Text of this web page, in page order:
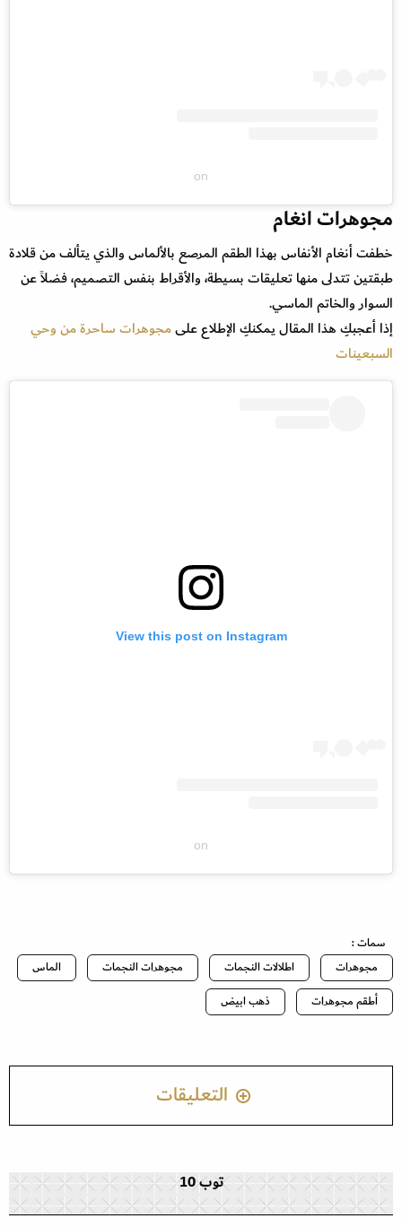
on
مجوهرات انغام
خطفت أنغام الأنفاس بهذا الطقم المرصع بالألماس والذي يتألف من قلادة
طبقتين تتدلى منها تعليقات بسيطة، والأقراط بنفس التصميم، فضلاً عن
السوار والخاتم الماسي.
إذا أعجبكِ هذا المقال يمكنكِ الإطلاع علىمجوهرات ساحرة من وحي
السبعينات
View this post on Instagram
on
سمات :
مجوهرات
اطلالات النجمات مجوهرات النجمات
الماس
أطقم مجوهرات
ذهب ابيض
التعليقات
توب 10